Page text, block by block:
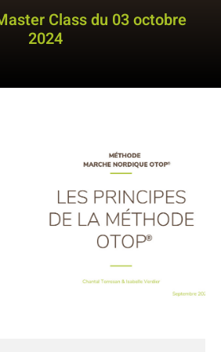
Class du 03 octobre
2024